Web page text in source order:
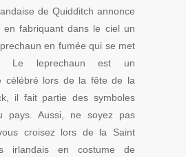
de Quidditch annonce
en fabriquant dans le ciel un
en fumée qui se met
Le leprechaun est un
célébré lors de la fête de la
il fait partie des symboles
pays. Aussi, ne soyez pas
croisez lors de la Saint
irlandais en costume de